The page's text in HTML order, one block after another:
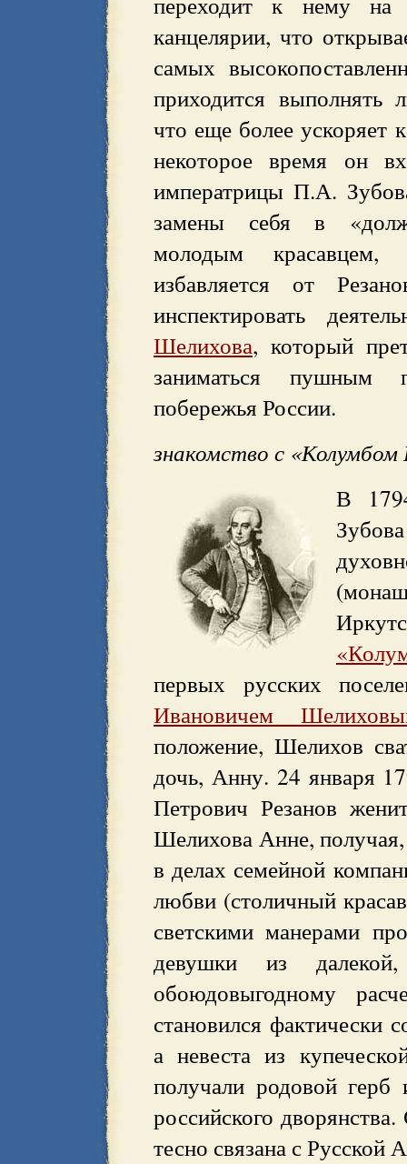
канцелярии, что
самых
приходится выполнять
что еще более ускоряет
некоторое время он
императрицы П.А.
замены себя в
молодым красавцем,
избавляется от
инспектировать
Шелихова, который
заниматься пушным
побережья России.
знакомство с
В
первых русских
Ивановичем
положение, Шелихов
дочь, Анну. 24 января
Петрович Резанов
Шелихова Анне,
в делах семейной
любви (столичный
светскими манерами
девушки из
обоюдовыгодному
становился фактически
а невеста из
получали родовой герб
российского
тесно связана с Русской